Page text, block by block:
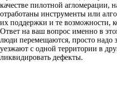
качестве пилотной агломерации,
отработаны инструменты или
их поддержки и те возможности,
Ответ на ваш вопрос именно в
люди перемещаются, просто надо
уезжают с одной территории в
ликвидировать дефекты.